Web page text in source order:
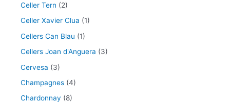
Celler Tern (2)
Celler Xavier Clua (1)
Cellers Can Blau (1)
Cellers Joan d'Anguera (3)
Cervesa (3)
Champagnes (4)
Chardonnay (8)